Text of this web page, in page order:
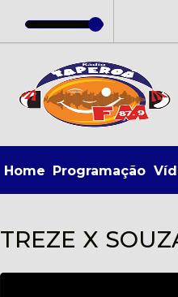
Home Programação
TREZE X